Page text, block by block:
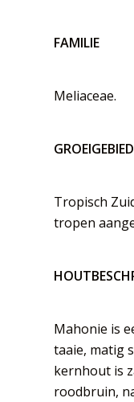
FAMILIE
Meliaceae.
GROEIGEBIED
Tropisch
tropen
Mahonie is
taaie, matig
kernhout is
roodbruin,